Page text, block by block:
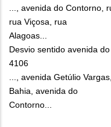
..., avenida do Contorno,
rua Viçosa, rua
Alagoas...
Desvio sentido avenida
4106
..., avenida Getúlio
Bahia, avenida do
Contorno...